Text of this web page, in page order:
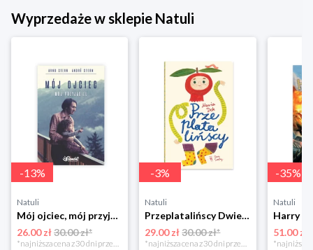
Wyprzedaże w sklepie Natuli
-13%
Natuli
Mój ojciec, mój przyjaciel Element
26.00 zł30.00 zł*
*najniższa cena z 30 dni przed obniżką
-3%
Natuli
Przeplatalińscy Dwie siostry
29.00 zł 30.00 zł*
*najniższa cena z 30 dni przed obniżką
-35%
Natuli
51.00 zł